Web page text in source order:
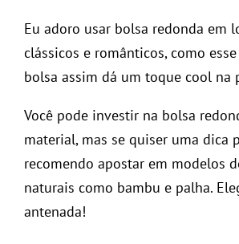
Eu adoro usar bolsa redonda em
clássicos e românticos, como
bolsa assim dá um toque cool na
Você pode investir na bolsa
material, mas se quiser uma dica
recomendo apostar em modelos
naturais como bambu e palha.
antenada!